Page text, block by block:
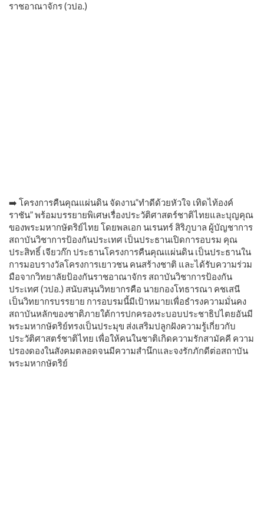
ราชอาณาจักร (วปอ.)
➡️ โครงการคืนคุณแผ่นดิน จัดงาน”ทำดีด้วยหัวใจ เทิดไท้องค์
ราชัน” พร้อมบรรยายพิเศษเรื่องประวัติศาสตร์ชาติไทยและบุญคุณ
ของพระมหากษัตริย์ไทย โดยพลเอก นเรนทร์ สิริภูบาล ผู้บัญชาการ
สถาบันวิชาการป้องกันประเทศ เป็นประธานเปิดการอบรม คุณ
ประสิทธิ์ เจียวก๊ก ประธานโครงการคืนคุณแผ่นดิน เป็นประธานใน
การมอบรางวัลโครงการเยาวชน คนสร้างชาติ และได้รับความร่วม
มือจากวิทยาลัยป้องกันราชอาณาจักร สถาบันวิชาการป้องกัน
ประเทศ (วปอ.) สนับสนุนวิทยากรคือ นายกองโทธารณา คชเสนี
เป็นวิทยากรบรรยาย การอบรมนี้มีเป้าหมายเพื่อธำรงความมั่นคง
สถาบันหลักของชาติภายใต้การปกครองระบอบประชาธิปไตยอันมี
พระมหากษัตริย์ทรงเป็นประมุข ส่งเสริมปลูกฝังความรู้เกี่ยวกับ
ประวัติศาสตร์ชาติไทย เพื่อให้คนในชาติเกิดความรักสามัคคี ความ
ปรองดองในสังคมตลอดจนมีความสำนึกและจงรักภักดีต่อสถาบัน
พระมหากษัตริย์